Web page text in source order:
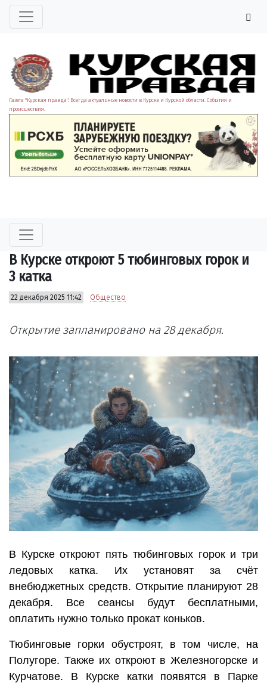
Газета "Курская правда". Всегда актуальные новости в Курске и Курской области. События и
происшествия.
В Курске откроют 5 тюбинговых горок и
3 катка
22 декабря 2025 11:42 Общество
Открытие запланировано на 28 декабря.
В Курске откроют пять тюбинговых горок и три
ледовых катка. Их установят за счёт
внебюджетных средств. Открытие планируют 28
декабря. Все сеансы будут бесплатными,
оплатить нужно только прокат коньков.
Тюбинговые горки обустроят, в том числе, на
Полугоре. Также их откроют в Железногорске и
Курчатове. В Курске катки появятся в Парке